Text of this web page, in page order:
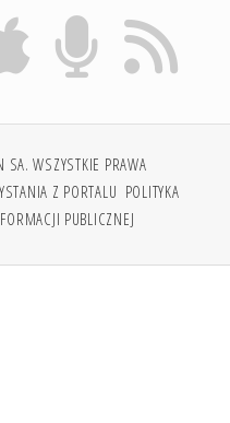
WSZYSTKIE PRAWA
Z PORTALU POLITYKA
PUBLICZNEJ